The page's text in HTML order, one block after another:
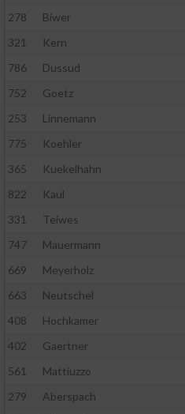
278
Biwer
321
Kern
786
Dussud
752
Goetz
253
Linnemann
775
Koehler
365
Kuekelhahn
822
Kaul
331
Teiwes
747
Mauermann
669
Meyerholz
663
Neutschel
408
Hochkamer
402
Gaertner
561
Mattiuzzo
279
Aberspach